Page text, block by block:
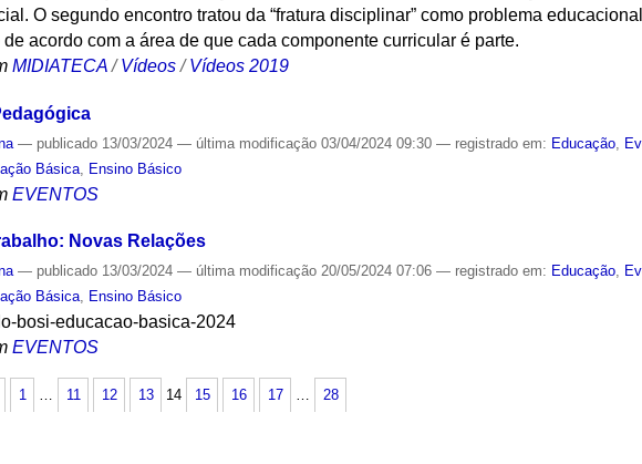
O segundo encontro tratou da “fratura disciplinar” como problema
acordo com a área de que cada componente curricular é parte.
MIDIATECA /Vídeos /Vídeos 2019
— publicado 13/03/2024— última modificação 03/04/2024 09:30— registrado em: Educação
Básica Ensino Básico
EVENTOS
Novas Relações
— publicado 13/03/2024— última modificação 20/05/2024 07:06— registrado em: Educação,
Básica, Ensino Básico
bosi-educacao-basica-2024
EVENTOS
1 11 12 13 14 15 16 17 28